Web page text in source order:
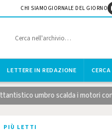
CHI SIAMO GIORNALE DEL GIORNO
LETTERE IN REDAZIONE CERCA
umbro scalda i motori con la
PIÙ LETTI